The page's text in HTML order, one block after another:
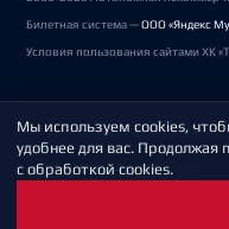
Билетная система —ООО «Яндекс
Условия пользования сайтами ХК
Политика обработки персональных
Пользовательское соглашение
Мы используем cookies,
удобнее для вас. Продолжая
с обработкой cookies.